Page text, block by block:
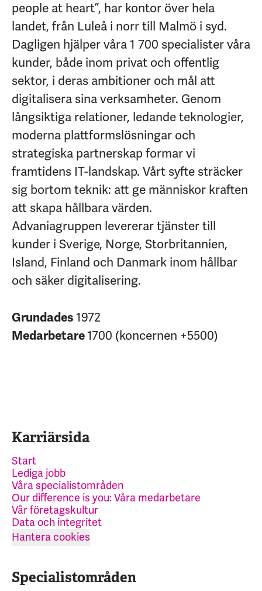
people at heart”, har kontor över hela
landet, från Luleå i norr till Malmö i syd.
Dagligen hjälper våra 1 700 specialister våra
kunder, både inom privat och offentlig
sektor, i deras ambitioner och mål att
digitalisera sina verksamheter. Genom
långsiktiga relationer, ledande teknologier,
moderna plattformslösningar och
strategiska partnerskap formar vi
framtidens IT-landskap. Vårt syfte sträcker
sig bortom teknik: att ge människor kraften
att skapa hållbara värden.
Advaniagruppen levererar tjänster till
kunder i Sverige, Norge, Storbritannien,
Island, Finland och Danmark inom hållbar
och säker digitalisering.
Grundades1972
Medarbetare1700 (koncernen +5500)
Karriärsida
Start
Lediga jobb
Våra specialistområden
Our difference is you: Våra medarbetare
Vår företagskultur
Data och integritet
Hantera cookies
Specialistområden